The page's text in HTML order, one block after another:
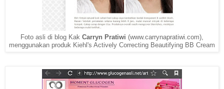
Foto asli di blog Kak Carryn Pratiwi (www.carrynapratiwi.com),
menggunakan produk Kiehl's Actively Correcting Beautifying BB Cream